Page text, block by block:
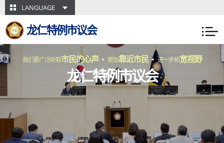
skip-navigation
LANGUAGE
龙仁特例市议会
我们要广泛听取市民的心声 更加靠近市民 进一步拓宽视野
龙仁特例市议会